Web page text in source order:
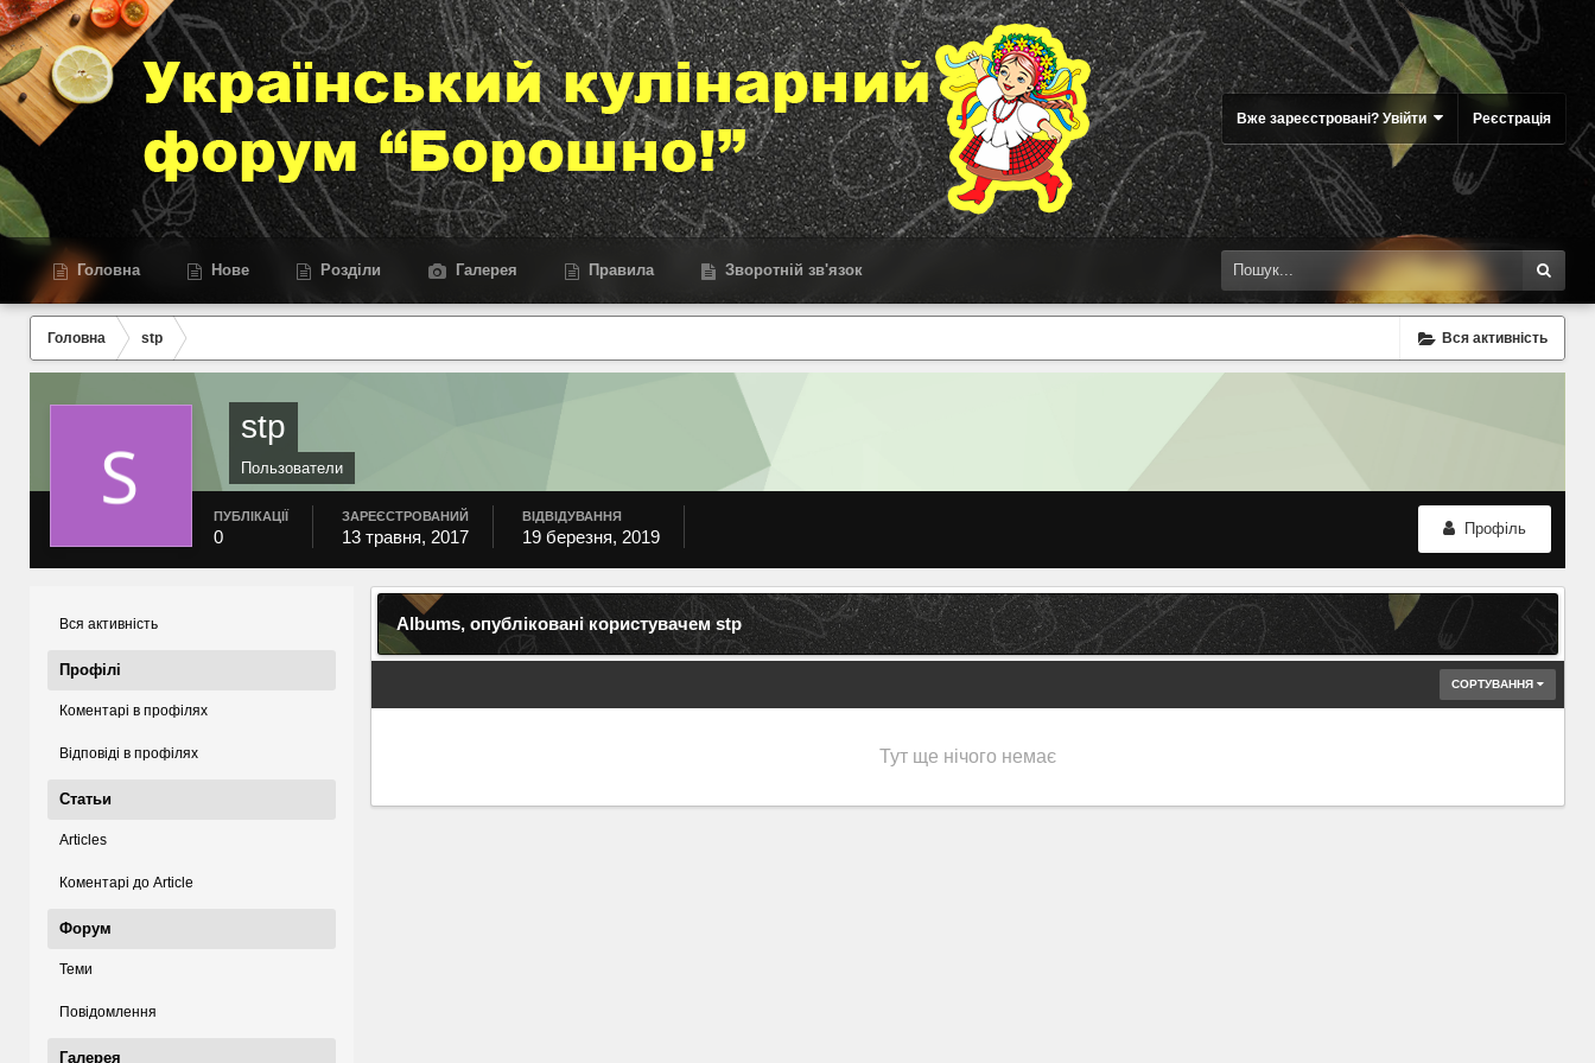
Вже зареєстровані? Увійти Реєстрація
Головна Нове Розділи Галерея Правила Зворотній зв'язок
Вся активність
Головна stp
stp
Пользователи
Профіль
ПУБЛІКАЦІЇ
0
ЗАРЕЄСТРОВАНИЙ
13 травня, 2017
ВІДВІДУВАННЯ
19 березня, 2019
Вся активність
Профілі
Коментарі в профілях
Відповіді в профілях
Статьи
Articles
Коментарі до Article
Форум
Теми
Повідомлення
Галерея
Albums, опубліковані користувачем stp
СОРТУВАННЯ
Тут ще нічого немає